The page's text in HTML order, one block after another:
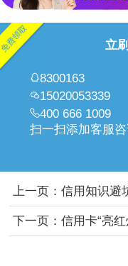
立
8300163
15020053339
400 666 1009
扫一扫添加客服
上一页： 信用知识避
下一页： 信用卡“亮